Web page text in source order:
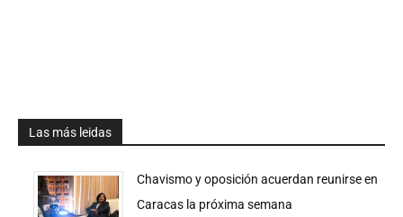
Las más leidas
Chavismo y oposición acuerdan reunirse en
Caracas la próxima semana